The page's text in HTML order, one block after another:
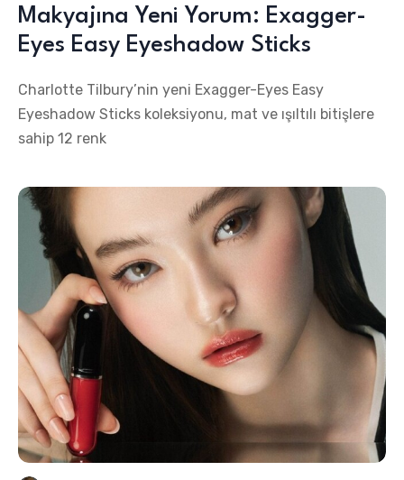
Makyajına Yeni Yorum: Exagger-
Eyes Easy Eyeshadow Sticks
Charlotte Tilbury’nin yeni Exagger-Eyes Easy
Eyeshadow Sticks koleksiyonu, mat ve ışıltılı bitişlere
sahip 12 renk